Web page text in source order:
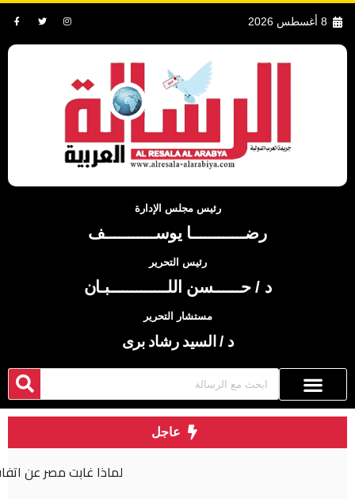
8 أغسطس 2026
رئيس مجلس الإدارة
رضــــــــــــا يوســـــــــــف
رئيس التحرير
د / حــــــسن اللـــــــــــــبـان
مستشار التحرير
د / السيد رشاد برى
عاجل
لماذا غابت مصر عن اتفاقية مكة للدفاع المشترك؟